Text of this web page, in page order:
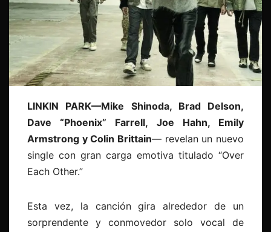
LINKIN PARK—Mike Shinoda, Brad Delson,
Dave “Phoenix” Farrell, Joe Hahn, Emily
Armstrong y Colin Brittain— revelan un nuevo
single con gran carga emotiva titulado “Over
Each Other.”
Esta vez, la canción gira alrededor de un
sorprendente y conmovedor solo vocal de